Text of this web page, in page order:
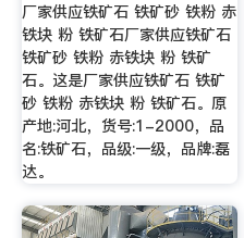
厂家供应铁矿石 铁矿砂 铁粉 赤
铁块 粉 铁矿石厂家供应铁矿石
铁矿砂 铁粉 赤铁块 粉 铁矿
石。这是厂家供应铁矿石 铁矿
砂 铁粉 赤铁块 粉 铁矿石。原
产地:河北，货号:1-2000，品
名:铁矿石，品级:一级，品牌:磊
达。